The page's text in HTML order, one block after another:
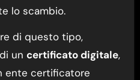
lo scambio.
di questo tipo,
un certificato digitale,
ente certificatore